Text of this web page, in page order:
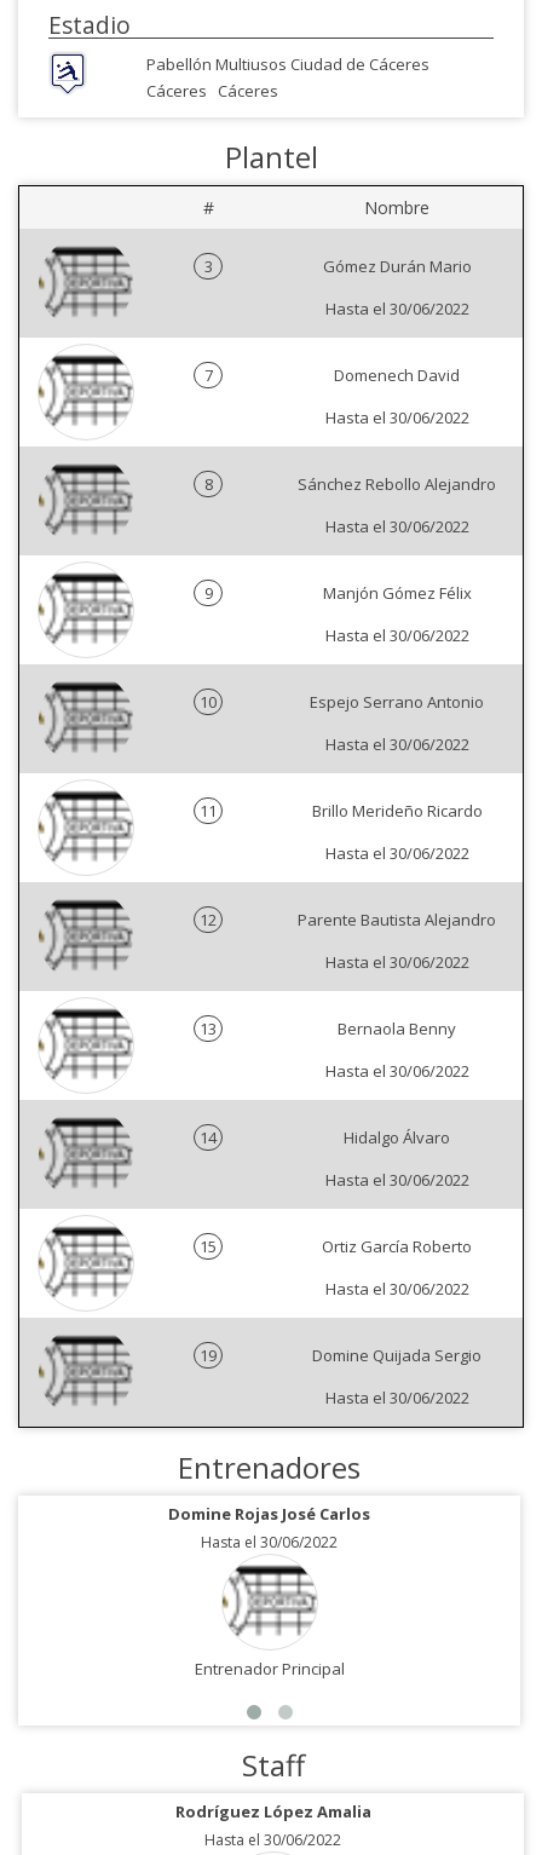
Estadio
Pabellón Multiusos Ciudad de Cáceres
Cáceres
Cáceres
Plantel
# Nombre
3
Gómez Durán Mario
Hasta el 30/06/2022
7
Domenech David
Hasta el 30/06/2022
8
Sánchez Rebollo Alejandro
Hasta el 30/06/2022
9
Manjón Gómez Félix
Hasta el 30/06/2022
10
Espejo Serrano Antonio
Hasta el 30/06/2022
11
Brillo Merideño Ricardo
Hasta el 30/06/2022
12
Parente Bautista Alejandro
Hasta el 30/06/2022
13
Bernaola Benny
Hasta el 30/06/2022
14
Hidalgo Álvaro
Hasta el 30/06/2022
15
Ortiz García Roberto
Hasta el 30/06/2022
19
Domine Quijada Sergio
Hasta el 30/06/2022
Entrenadores
Domine Rojas José Carlos
Hasta el 30/06/2022
Entrenador Principal
Staff
Rodríguez López Amalia
Hasta el 30/06/2022